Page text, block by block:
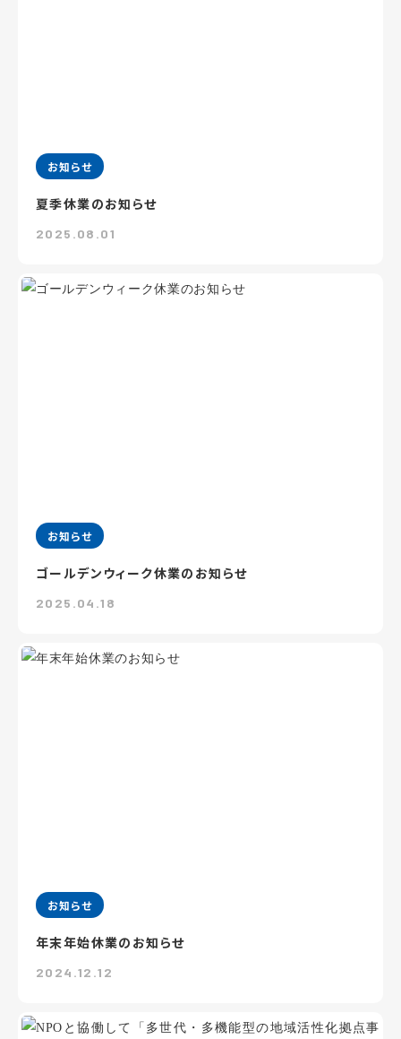
お知らせ
夏季休業のお知らせ
2025.08.01
お知らせ
ゴールデンウィーク休業のお知らせ
2025.04.18
お知らせ
年末年始休業のお知らせ
2024.12.12